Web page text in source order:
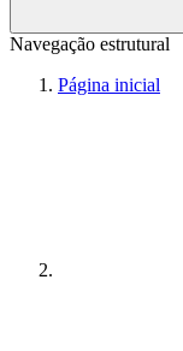
Navegação estrutural
Página inicial